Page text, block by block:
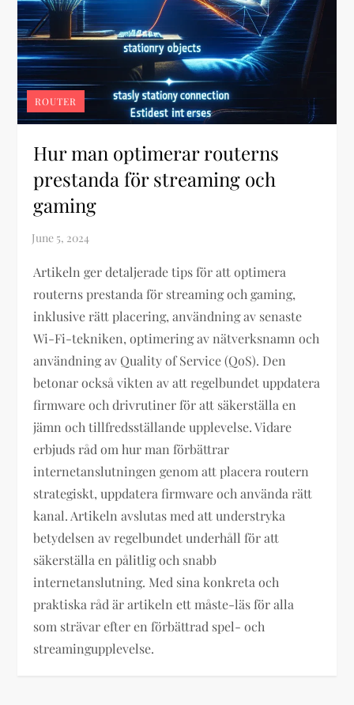
ROUTER
Hur man optimerar routerns
prestanda för streaming och
gaming
Artikeln ger detaljerade tips för att optimera
routerns prestanda för streaming och gaming,
inklusive rätt placering, användning av senaste
Wi-Fi-tekniken, optimering av nätverksnamn och
användning av Quality of Service (QoS). Den
betonar också vikten av att regelbundet uppdatera
firmware och drivrutiner för att säkerställa en
jämn och tillfredsställande upplevelse. Vidare
erbjuds råd om hur man förbättrar
internetanslutningen genom att placera routern
strategiskt, uppdatera firmware och använda rätt
kanal. Artikeln avslutas med att understryka
betydelsen av regelbundet underhåll för att
säkerställa en pålitlig och snabb
internetanslutning. Med sina konkreta och
praktiska råd är artikeln ett måste-läs för alla
som strävar efter en förbättrad spel- och
streamingupplevelse.